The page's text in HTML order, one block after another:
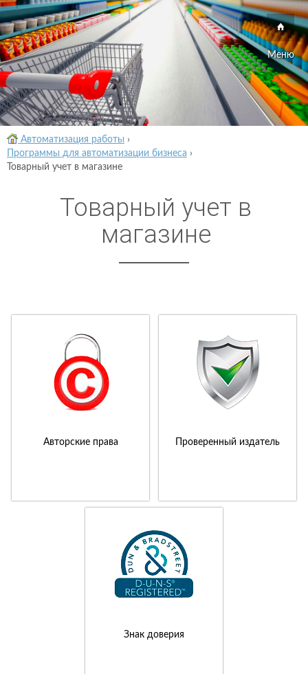
Меню
Автоматизация работы ›
Программы для автоматизации бизнеса ›
Товарный учет в магазине
Товарный учет в
магазине
Авторские права Проверенный издатель
Знак доверия